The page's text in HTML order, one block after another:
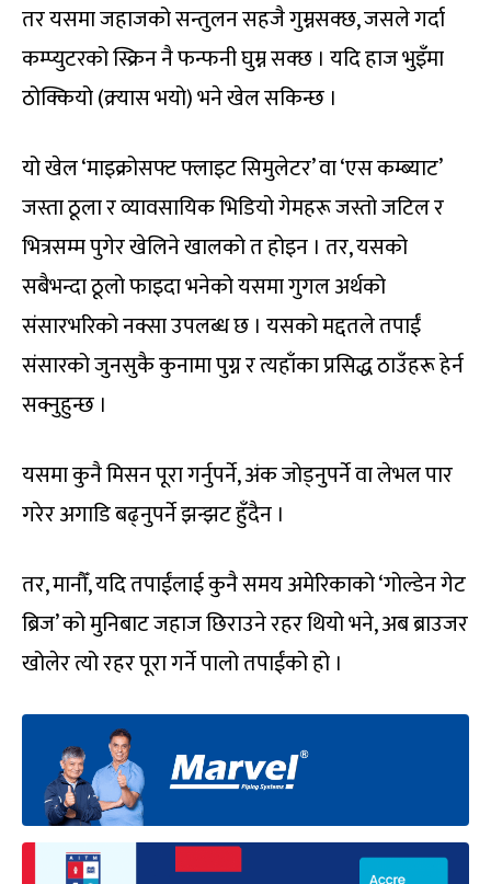
तर यसमा जहाजको सन्तुलन सहजै गुम्नसक्छ, जसले गर्दा
कम्प्युटरको स्क्रिन नै फन्फनी घुम्न सक्छ । यदि हाज भुइँमा
ठोक्कियो (क्र्यास भयो) भने खेल सकिन्छ ।
यो खेल ‘माइक्रोसफ्ट फ्लाइट सिमुलेटर’ वा ‘एस कम्ब्याट’
जस्ता ठूला र व्यावसायिक भिडियो गेमहरू जस्तो जटिल र
भित्रसम्म पुगेर खेलिने खालको त होइन । तर, यसको
सबैभन्दा ठूलो फाइदा भनेको यसमा गुगल अर्थको
संसारभरिको नक्सा उपलब्ध छ । यसको मद्दतले तपाईं
संसारको जुनसुकै कुनामा पुग्न र त्यहाँका प्रसिद्ध ठाउँहरू हेर्न
सक्नुहुन्छ ।
यसमा कुनै मिसन पूरा गर्नुपर्ने, अंक जोड्नुपर्ने वा लेभल पार
गरेर अगाडि बढ्नुपर्ने झन्झट हुँदैन ।
तर, मानौँ, यदि तपाईंलाई कुनै समय अमेरिकाको ‘गोल्डेन गेट
ब्रिज’ को मुनिबाट जहाज छिराउने रहर थियो भने, अब ब्राउजर
खोलेर त्यो रहर पूरा गर्ने पालो तपाईंको हो ।